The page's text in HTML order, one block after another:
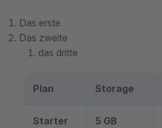
Das erste
Das zweite
das dritte
Plan Storage
Starter 5 GB